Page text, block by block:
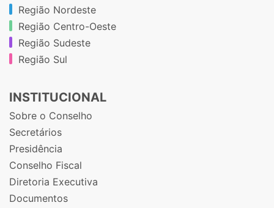
Região Nordeste
Região Centro-Oeste
Região Sudeste
Região Sul
INSTITUCIONAL
Sobre o Conselho
Secretários
Presidência
Conselho Fiscal
Diretoria Executiva
Documentos